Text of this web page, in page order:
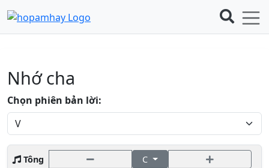
Nhớ cha
Chọn phiên bản lời:
Tông C